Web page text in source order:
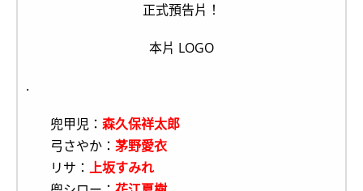
本片 LOGO
.
兜甲児： 森久保祥太郎
弓さやか： 茅野愛衣
リサ： 上坂すみれ